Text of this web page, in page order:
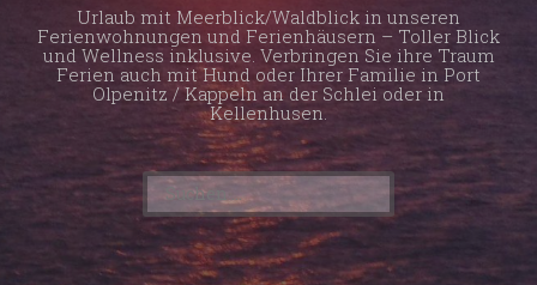
Urlaub mit Meerblick/Waldblick in unseren
Ferienwohnungen und Ferienhäusern – Toller Blick
und Wellness inklusive. Verbringen Sie ihre Traum
Ferien auch mit Hund oder Ihrer Familie in Port
Olpenitz / Kappeln an der Schlei oder in
Kellenhusen.
Suchen
nach: